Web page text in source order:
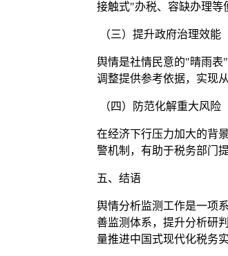
接触式"办税、容缺办理等
（三）提升政府治理效能
舆情是社情民意的"晴雨表
调整提供参考依据，实现
（四）防范化解重大风险
在经济下行压力加大的背
警机制，有助于税务部门
五、结语
舆情分析监测工作是一项
善监测体系，提升分析研
量推进中国式现代化税务